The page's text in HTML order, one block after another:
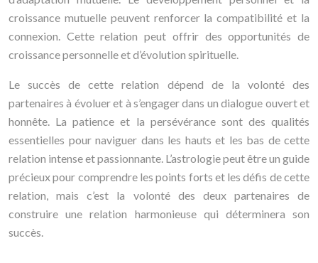
croissance mutuelle peuvent renforcer la compatibilité et la
connexion. Cette relation peut offrir des opportunités de
croissance personnelle et d’évolution spirituelle.
Le succès de cette relation dépend de la volonté des
partenaires à évoluer et à s’engager dans un dialogue ouvert et
honnête. La patience et la persévérance sont des qualités
essentielles pour naviguer dans les hauts et les bas de cette
relation intense et passionnante. L’astrologie peut être un guide
précieux pour comprendre les points forts et les défis de cette
relation, mais c’est la volonté des deux partenaires de
construire une relation harmonieuse qui déterminera son
succès.